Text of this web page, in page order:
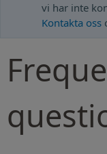
vi har inte
Kontakta oss